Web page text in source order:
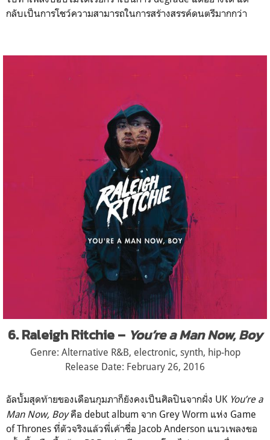
กลับเป็นการโชว์ความสามารถในการสร้างสรรค์ดนตรีมากกว่า
6. Raleigh Ritchie – You’re a Man Now, Boy
Genre: Alternative R&B, electronic, synth, hip-hop
Release Date: February 26, 2016
อัลบั้มสุดท้ายของเดือนกุมภาก็ยังคงเป็นศิลปินจากฝั่ง UK You’re a
Man Now, Boyคือ debut album จาก Grey Worm แห่ง Game
of Thrones ที่ตัวจริงแล้วพี่เค้าชื่อ Jacob Anderson แนวเพลงขอ